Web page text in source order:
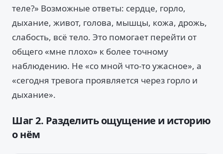
теле?» Возможные ответы: сердце, горло,
дыхание, живот, голова, мышцы, кожа, дрожь,
слабость, всё тело. Это помогает перейти от
общего «мне плохо» к более точному
наблюдению. Не «со мной что-то ужасное», а
«сегодня тревога проявляется через горло и
дыхание».
Шаг 2. Разделить ощущение и историю
о нём